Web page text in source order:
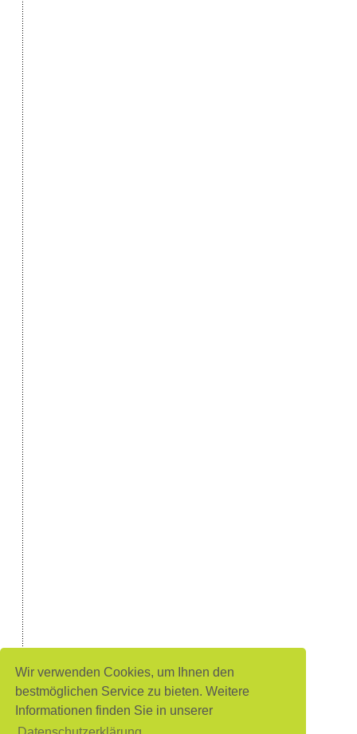
Wir verwenden Cookies, um Ihnen den
bestmöglichen Service zu bieten. Weitere
Informationen finden Sie in unserer